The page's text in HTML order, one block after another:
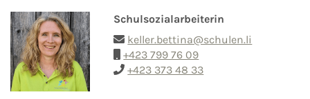
Schulsozialarbeiterin
keller.bettina@schulen.li
+423 799 76 09
+423 373 48 33